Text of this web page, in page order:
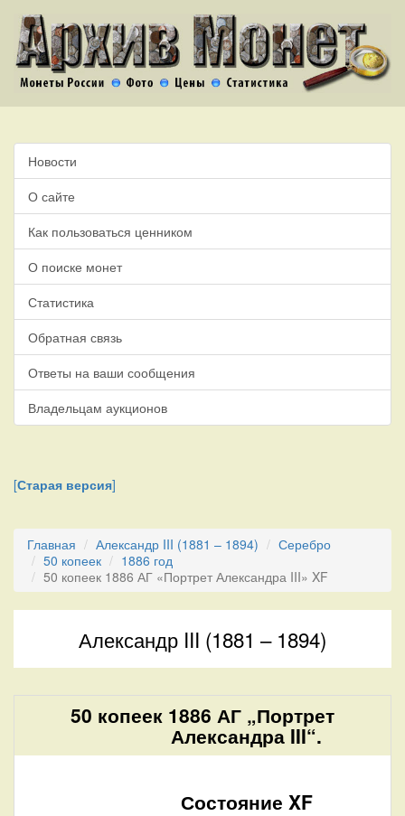
Новости
О сайте
Как пользоваться ценником
О поиске монет
Статистика
Обратная связь
Ответы на ваши сообщения
Владельцам аукционов
[Старая версия]
Главная Александр III (1881 – 1894)
Серебро
50 копеек
1886 год
50 копеек 1886 АГ «Портрет Александра III» XF
Александр III (1881 – 1894)
50 копеек 1886 АГ „Портрет
Александра III“.
Состояние XF